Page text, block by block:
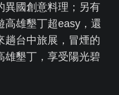
異國創意料理；另有
高雄墾丁超easy，還
趟台中旅展，冒煙的
雄墾丁，享受陽光碧